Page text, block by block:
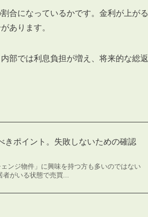
合になっているかです。金利が上がる
あります。
部では利息負担が増え、将来的な総返
きポイント。失敗しないための確認
ンジ物件」に興味を持つ方も多いのではない
がいる状態で売買...